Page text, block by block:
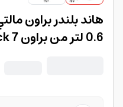
0.6 لتر من براون Braun Multi Quick 7